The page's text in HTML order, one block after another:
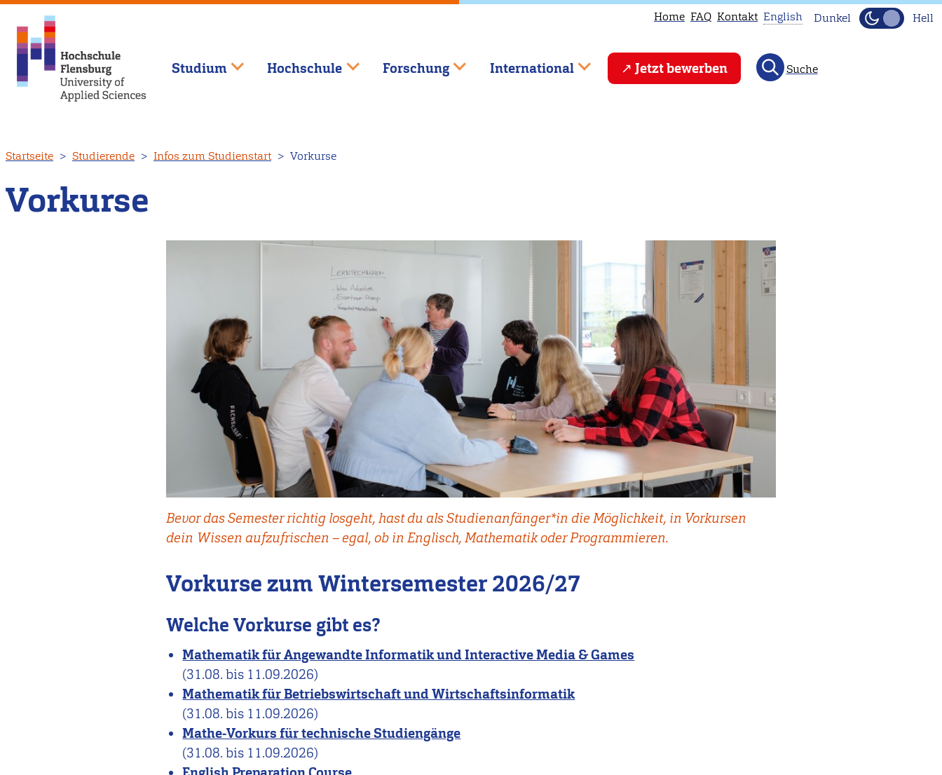
zum
Inhalt
Home FAQ Kontakt
This
page
English Dunkel Hell
Studium Hochschule Forschung International Jetzt bewerben Suche
Startseite Studierende Infos zum Studienstart Vorkurse
Vorkurse
Bevor das Semester richtig losgeht, hast du als Studienanfänger*in die Möglichkeit, in Vorkursen
dein Wissen aufzufrischen – egal, ob in Englisch, Mathematik oder Programmieren.
Vorkurse zum Wintersemester 2026/27
Welche Vorkurse gibt es?
Mathematik für Angewandte Informatik und Interactive Media & Games
(31.08. bis 11.09.2026)
Mathematik für Betriebswirtschaft und Wirtschaftsinformatik
(31.08. bis 11.09.2026)
Mathe-Vorkurs für technische Studiengänge
(31.08. bis 11.09.2026)